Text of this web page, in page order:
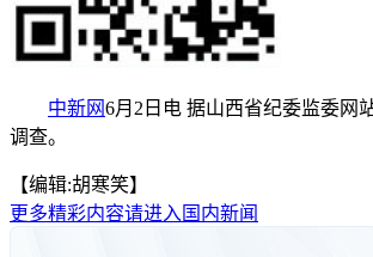
中新网6月2日电 据山西省纪委监委网
调查。
【编辑:胡寒笑】
更多精彩内容请进入国内新闻